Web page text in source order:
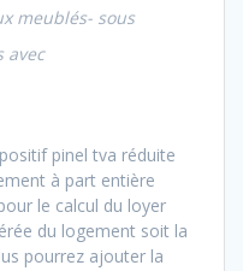
meublés- sous
avec
pinel tva réduite
à part entière
le calcul du loyer
du logement soit la
pourrez ajouter la